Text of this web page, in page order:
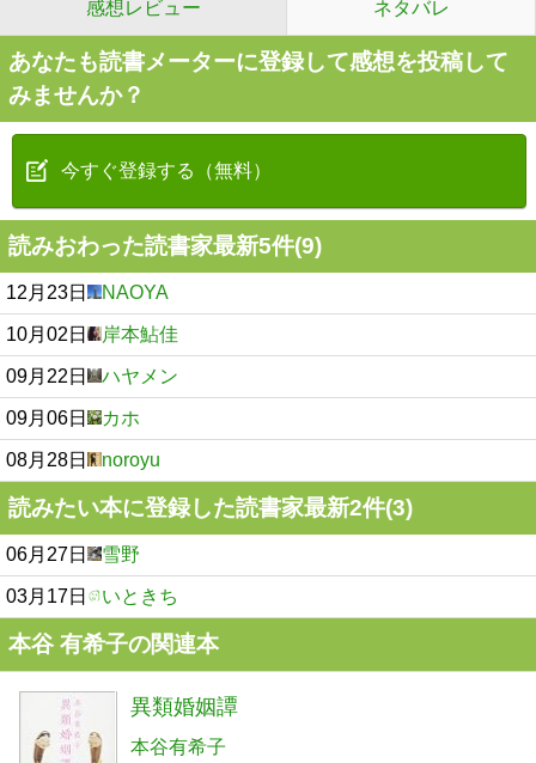
感想レビュー ネタバレ
あなたも読書メーターに登録して感想を投稿して
みませんか？
今すぐ登録する（無料）
読みおわった読書家最新5件(9)
12月23日 NAOYA
10月02日 岸本鮎佳
09月22日 ハヤメン
09月06日 カホ
08月28日 noroyu
読みたい本に登録した読書家最新2件(3)
06月27日 雪野
03月17日 いときち
本谷 有希子の関連本
異類婚姻譚
本谷有希子